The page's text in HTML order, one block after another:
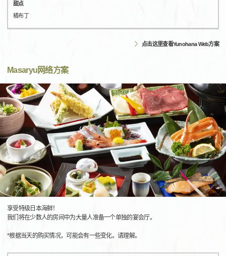
甜点
橘布丁
点击这里查看Yunohana Web方案
Masaryu网络方案
享受特级日本海鲜！
我们将在少数人的房间中为大量人准备一个单独的宴会厅。
*根据当天的购买情况，可能会有一些变化。请理解。